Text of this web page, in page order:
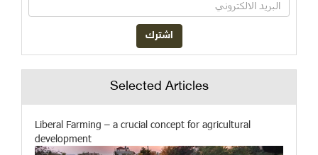
Selected Articles
Liberal Farming – a crucial concept for agricultural
development